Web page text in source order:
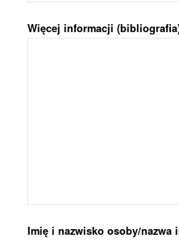
Więcej informacji
Imię i nazwisko osoby/nazwa